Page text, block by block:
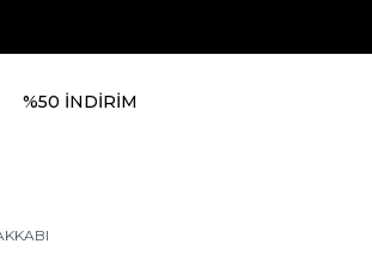
%15 indirim
%50 İNDİRİM